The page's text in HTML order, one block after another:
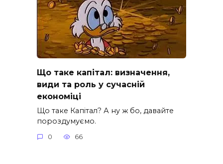
Що таке капітал: визначення,
види та роль у сучасній
економіці
Що таке Капітал? А ну ж бо, давайте
пороздумуємо.
0 66